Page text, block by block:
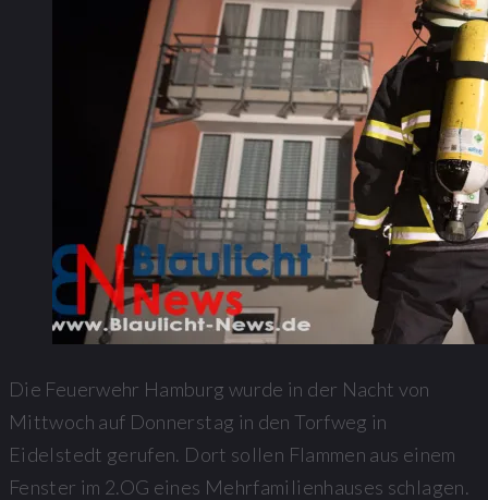
Die Feuerwehr Hamburg wurde in der Nacht von
Mittwoch auf Donnerstag in den Torfweg in
Eidelstedt gerufen. Dort sollen Flammen aus einem
Fenster im 2.OG eines Mehrfamilienhauses schlagen.